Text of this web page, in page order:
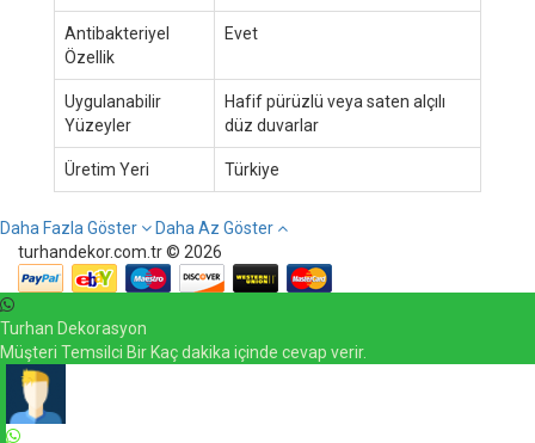
Antibakteriyel
Özellik
Evet
Uygulanabilir
Yüzeyler
Hafif pürüzlü veya saten alçılı
düz duvarlar
Üretim Yeri Türkiye
Daha Fazla Göster
Daha Az Göster
turhandekor.com.tr © 2026
Turhan Dekorasyon
Müşteri Temsilci Bir Kaç dakika içinde cevap verir.